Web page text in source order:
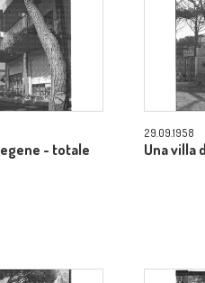
- totale
29.09.1958
Una villa